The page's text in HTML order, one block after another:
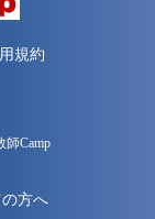
規約
師Camp
方へ